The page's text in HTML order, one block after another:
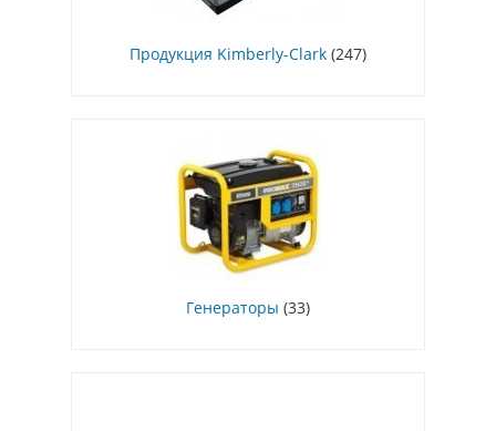
Продукция Kimberly-Clark (247)
Генераторы (33)